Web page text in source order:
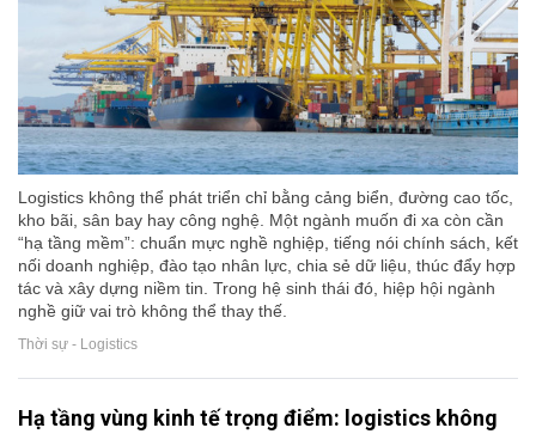
Logistics không thể phát triển chỉ bằng cảng biển, đường cao tốc,
kho bãi, sân bay hay công nghệ. Một ngành muốn đi xa còn cần
“hạ tầng mềm”: chuẩn mực nghề nghiệp, tiếng nói chính sách, kết
nối doanh nghiệp, đào tạo nhân lực, chia sẻ dữ liệu, thúc đẩy hợp
tác và xây dựng niềm tin. Trong hệ sinh thái đó, hiệp hội ngành
nghề giữ vai trò không thể thay thế.
Thời sự - Logistics
Hạ tầng vùng kinh tế trọng điểm: logistics không